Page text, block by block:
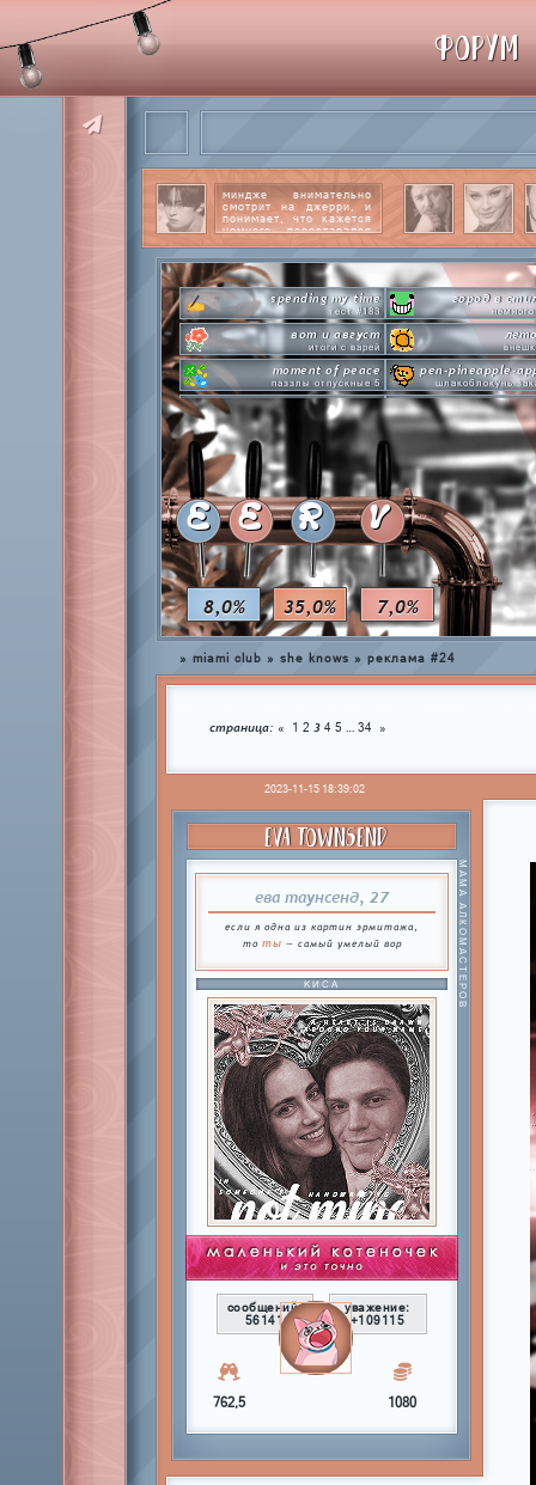
8,0% 35,0% 7,0%
миндже внимательно
смотрит на джерри, и
понимает, что кажется
немного перестарался
далее
spending my time
тест #183
город в
вот и август
итоги с варей
moment of peace
паззлы отпускные 5
pen-pineapple-
шлакоблокунь
hot n cold
охлаждаемся в клабграмме
сделай это
everyone's a star
покупаем звезды
time goes by
private emotion
с днем эмоций #4
hot
летняя
E E R V
ФОРУМ
» miami club » she knows » реклама #24
страница: « 1 2 3 4 5 … 34 »
2023-11-15 18:39:02
EVA TOWNSEND
ева таунсенд, 27
если я одна из картин эрмитажа,
то ты — самый умелый вор МАМА АЛКОМАСТЕРОВ
КИСА
сообщений:
56141
уважение:
+109115
762,5 1080